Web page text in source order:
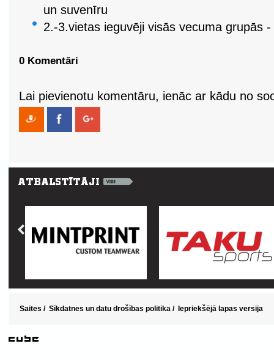
un suvenīru
2.-3.vietas ieguvēji visās vecuma grupās
0 Komentāri
Lai pievienotu komentāru, ienāc ar kādu no
Saites / Sīkdatnes un datu drošības politika / Iepriekšējā lapas versija